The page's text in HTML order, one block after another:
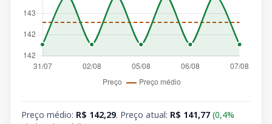
Preço médio: R$ 142,29. Preço atual: R$ 141,77 (0,4%